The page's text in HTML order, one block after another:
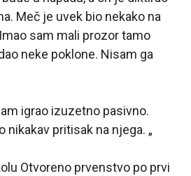
Meč je uvek bio nekako na
sam mali prozor tamo
neke poklone. Nisam ga
igrao izuzetno pasivno.
nikakav pritisak na njega. „
Otvoreno prvenstvo po prvi